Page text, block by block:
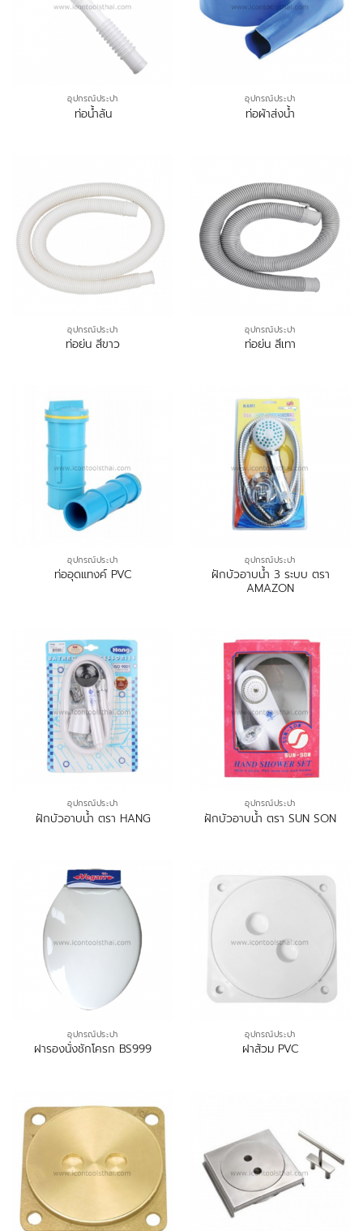
อุปกรณ์ประปา
ท่อน้ำล้น
อุปกรณ์ประปา
ท่อผ้าส่งน้ำ
อุปกรณ์ประปา
ท่อย่น สีขาว
อุปกรณ์ประปา
ท่อย่น สีเทา
อุปกรณ์ประปา
ท่ออุดแทงค์ PVC
อุปกรณ์ประปา
ฝักบัวอาบน้ำ 3 ระบบ ตรา
AMAZON
อุปกรณ์ประปา
ฝักบัวอาบน้ำ ตรา HANG
อุปกรณ์ประปา
ฝักบัวอาบน้ำ ตรา SUN SON
อุปกรณ์ประปา
ฝารองนั่งชักโครก BS999
อุปกรณ์ประปา
ฝาส้วม PVC